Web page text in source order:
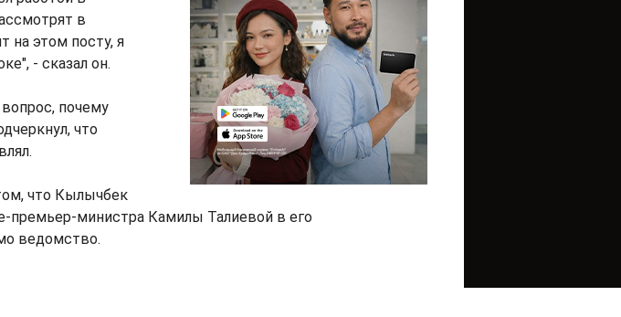
в
на этом посту, я
- сказал он.
почему
что
что Кылычбек
премьер-министра Камилы Талиевой в его
ведомство.